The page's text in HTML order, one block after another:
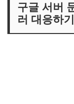
구글 서버
러 대응하기